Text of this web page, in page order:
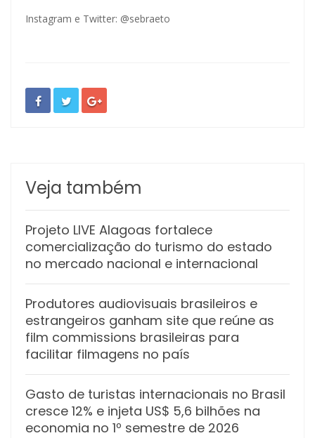
Instagram e Twitter: @sebraeto
Veja também
Projeto LIVE Alagoas fortalece
comercialização do turismo do estado
no mercado nacional e internacional
Produtores audiovisuais brasileiros e
estrangeiros ganham site que reúne as
film commissions brasileiras para
facilitar filmagens no país
Gasto de turistas internacionais no Brasil
cresce 12% e injeta US$ 5,6 bilhões na
economia no 1º semestre de 2026